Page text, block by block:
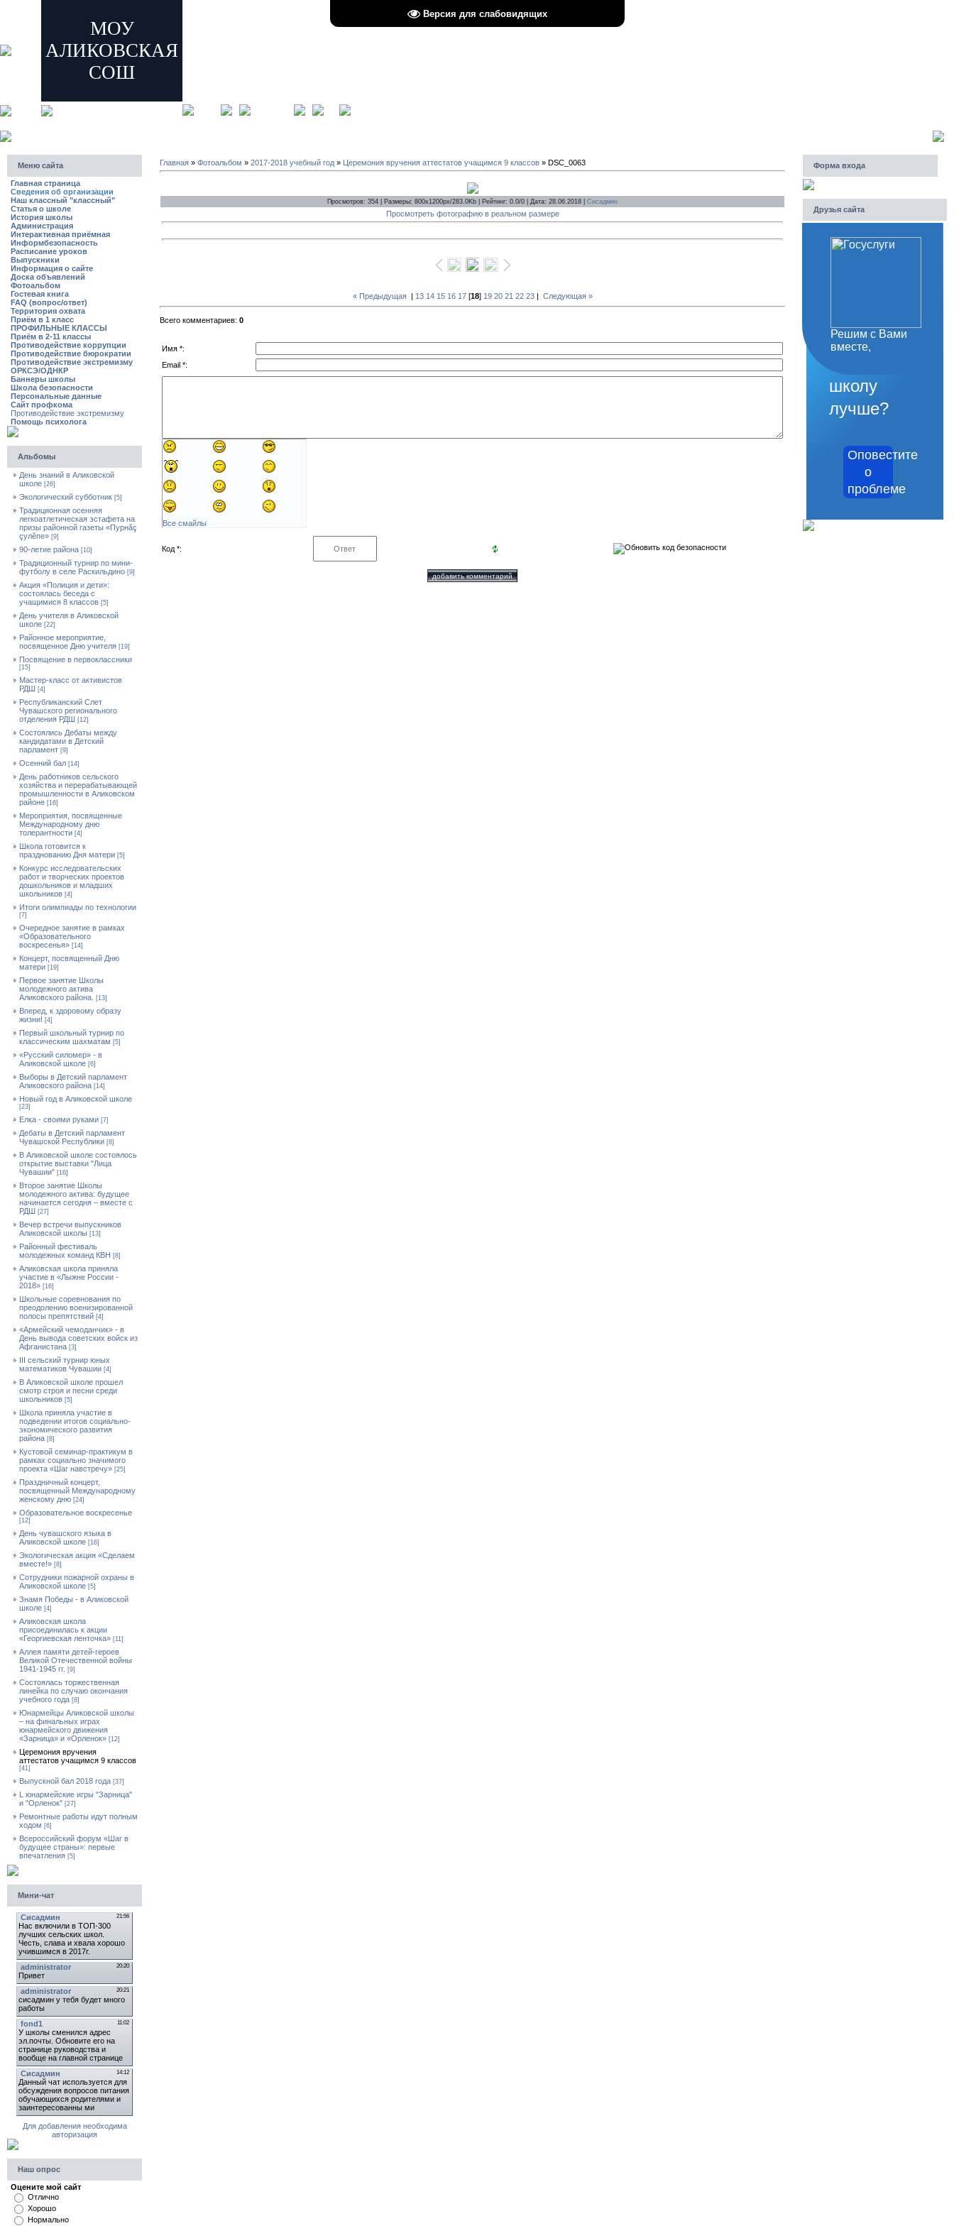
Версия для слабовидящих
МОУ
АЛИКОВСКАЯ
СОШ
Меню сайта
Главная страница
Сведения об организации
Наш классный "классный"
Статья о школе
История школы
Администрация
Интерактивная приёмная
Информбезопасность
Расписание уроков
Выпускники
Информация о сайте
Доска объявлений
Фотоальбом
Гостевая книга
FAQ (вопрос/ответ)
Территория охвата
Приём в 1 класс
ПРОФИЛЬНЫЕ КЛАССЫ
Приём в 2-11 классы
Противодействие коррупции
Противодействие бюрократии
Противодействие экстремизму
ОРКСЭ/ОДНКР
Баннеры школы
Школа безопасности
Персональные данные
Сайт профкома
Противодействие экстремизму
Помощь психолога
Альбомы
День знаний в Аликовской
школе [26]
Экологический субботник [5]
Традиционная осенняя
легкоатлетическая эстафета на
призы районной газеты «Пурнăç
çулĕпе» [9]
90-летие района [10]
Традиционный турнир по мини-
футболу в селе Раскильдино [9]
Акция «Полиция и дети»:
состоялась беседа с
учащимися 8 классов [5]
День учителя в Аликовской
школе [22]
Районное мероприятие,
посвященное Дню учителя [19]
Посвящение в первоклассники
[15]
Мастер-класс от активистов
РДШ [4]
Республиканский Слет
Чувашского регионального
отделения РДШ [12]
Состоялись Дебаты между
кандидатами в Детский
парламент [9]
Осенний бал [14]
День работников сельского
хозяйства и перерабатывающей
промышленности в Аликовском
районе [16]
Мероприятия, посвященные
Международному дню
толерантности [4]
Школа готовится к
празднованию Дня матери [5]
Конкурс исследовательских
работ и творческих проектов
дошкольников и младших
школьников [4]
Итоги олимпиады по технологии
[7]
Очередное занятие в рамках
«Образовательного
воскресенья» [14]
Концерт, посвященный Дню
матери [19]
Первое занятие Школы
молодежного актива
Аликовского района.
[13]
Вперед, к здоровому образу
жизни! [4]
Первый школьный турнир по
классическим шахматам [5]
«Русский силомер» - в
Аликовской школе [6]
Выборы в Детский парламент
Аликовского района [14]
Новый год в Аликовской школе
[23]
Елка - своими руками [7]
Дебаты в Детский парламент
Чувашской Республики [8]
В Аликовской школе состоялось
открытие выставки "Лица
Чувашии" [16]
Второе занятие Школы
молодежного актива: будущее
начинается сегодня – вместе с
РДШ [27]
Вечер встречи выпускников
Аликовской школы [13]
Районный фестиваль
молодежных команд КВН [8]
Аликовская школа приняла
участие в «Лыжне России -
2018» [16]
Школьные соревнования по
преодолению военизированной
полосы препятствий [4]
«Армейский чемоданчик» - в
День вывода советских войск из
Афганистана [3]
III сельский турнир юных
математиков Чувашии [4]
В Аликовской школе прошел
смотр строя и песни среди
школьников [5]
Школа приняла участие в
подведении итогов социально-
экономического развития
района [8]
Кустовой семинар-практикум в
рамках социально значимого
проекта «Шаг навстречу» [25]
Праздничный концерт,
посвященный Международному
женскому дню [24]
Образовательное воскресенье
[12]
День чувашского языка в
Аликовской школе [16]
Экологическая акция «Сделаем
вместе!» [8]
Сотрудники пожарной охраны в
Аликовской школе [5]
Знамя Победы - в Аликовской
школе [4]
Аликовская школа
присоединилась к акции
«Георгиевская ленточка» [11]
Аллея памяти детей-героев
Великой Отечественной войны
1941-1945 гг. [9]
Cостоялась торжественная
линейка по случаю окончания
учебного года [8]
Юнармейцы Аликовской школы
– на финальных играх
юнармейского движения
«Зарница» и «Орленок» [12]
Церемония вручения
аттестатов учащимся 9 классов
[41]
Выпускной бал 2018 года [37]
L юнармейские игры "Зарница"
и "Орленок" [27]
Ремонтные работы идут полным
ходом [6]
Всероссийский форум «Шаг в
будущее страны»: первые
впечатления [5]
Мини-чат
Для добавления необходима
авторизация
Наш опрос
Оцените мой сайт
Отлично
Хорошо
Нормально
Главная » Фотоальбом » 2017-2018 учебный год » Церемония вручения аттестатов учащимся 9 классов » DSC_0063
Просмотров: 354 | Размеры: 800x1200px/283.0Kb | Рейтинг: 0.0/0 | Дата: 28.06.2018 | Сисадмин
Просмотреть фотографию в реальном размере
« Предыдущая| 13 14 15 16 17[18] 19 20 21 22 23| Следующая »
Всего комментариев: 0
Имя *:
Email *:
Все смайлы
Код *:
Форма входа
Друзья сайта
Решим с Вами
вместе,
как
школу
лучше?
Оповестите
о
проблеме